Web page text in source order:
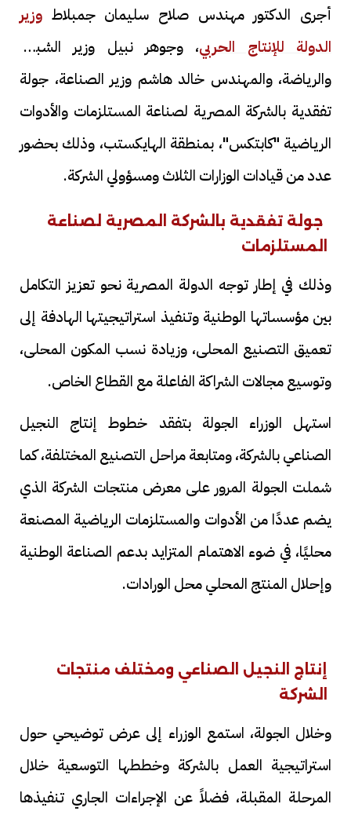
أجرى الدكتور مهندس صلاح سليمان جمبلاط وزير
الدولة للإنتاج الحربي، وجوهر نبيل وزير الشباب
والرياضة، والمهندس خالد هاشم وزير الصناعة، جولة
تفقدية بالشركة المصرية لصناعة المستلزمات والأدوات
الرياضية "كابتكس"، بمنطقة الهايكستب، وذلك بحضور
عدد من قيادات الوزارات الثلاث ومسؤولي الشركة.
جولة تفقدية بالشركة المصرية لصناعة
المستلزمات
وذلك في إطار توجه الدولة المصرية نحو تعزيز التكامل
بين مؤسساتها الوطنية وتنفيذ استراتيجيتها الهادفة إلى
تعميق التصنيع المحلى، وزيادة نسب المكون المحلى،
وتوسيع مجالات الشراكة الفاعلة مع القطاع الخاص.
استهل الوزراء الجولة بتفقد خطوط إنتاج النجيل
الصناعي بالشركة، ومتابعة مراحل التصنيع المختلفة، كما
شملت الجولة المرور على معرض منتجات الشركة الذي
يضم عددًا من الأدوات والمستلزمات الرياضية المصنعة
محليًا، في ضوء الاهتمام المتزايد بدعم الصناعة الوطنية
وإحلال المنتج المحلي محل الورادات.
إنتاج النجيل الصناعي ومختلف منتجات
الشركة
وخلال الجولة، استمع الوزراء إلى عرض توضيحي حول
استراتيجية العمل بالشركة وخططها التوسعية خلال
المرحلة المقبلة، فضلاً عن الإجراءات الجاري تنفيذها